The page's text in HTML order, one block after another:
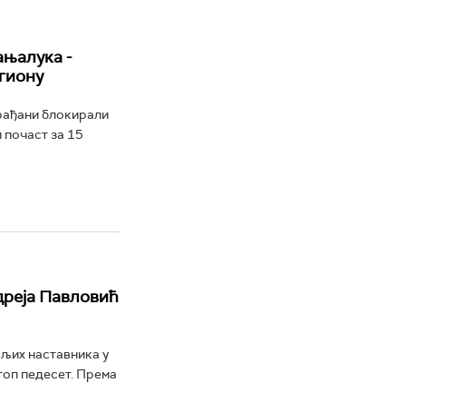
-
блокирали
за 15
Павловић
наставника у
педесет. Према